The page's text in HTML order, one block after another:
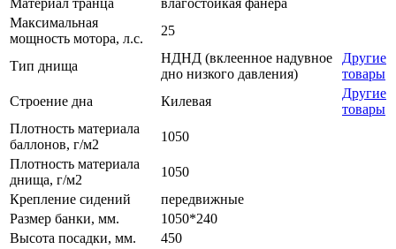
Материал транца
влагостойкая фанера
Максимальная
мощность мотора, л.с.
25
Тип днища
НДНД (вклеенное надувное
дно низкого давления)
Другие
товары
Строение дна
Килевая
Другие
товары
Плотность материала
баллонов, г/м2
1050
Плотность материала
днища, г/м2
1050
Крепление сидений
передвижные
Размер банки, мм.
1050*240
Высота посадки, мм.
450